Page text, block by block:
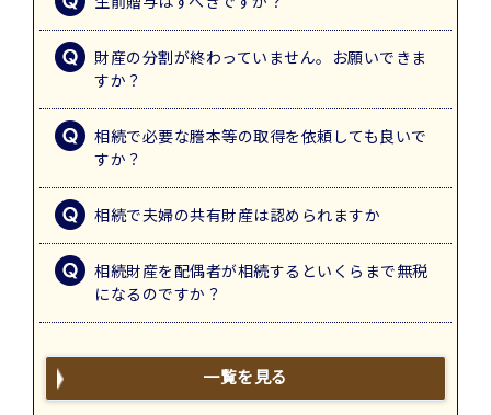
財産の分割が終わっていません。お願いできま
すか？
相続で必要な謄本等の取得を依頼しても良いで
すか？
相続で夫婦の共有財産は認められますか
相続財産を配偶者が相続するといくらまで無税
になるのですか？
一覧を見る